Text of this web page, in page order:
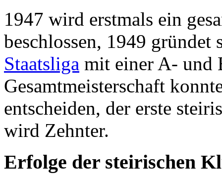
1947 wird erstmals ein
beschlossen, 1949 gründet
Staatsliga mit einer A- und
Gesamtmeisterschaft
entscheiden, der erste
wird Zehnter.
Erfolge der steirischen